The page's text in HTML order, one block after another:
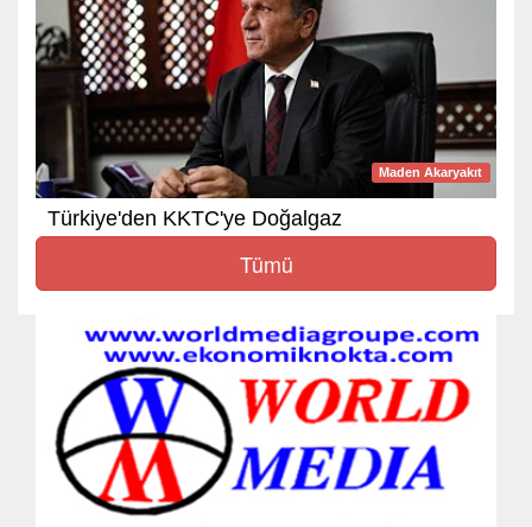
Maden Akaryakıt
Türkiye'den KKTC'ye Doğalgaz
Tümü